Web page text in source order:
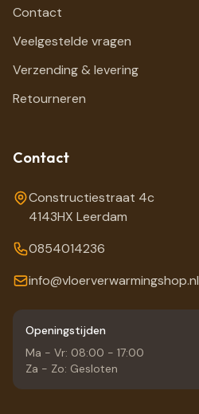
Contact
Veelgestelde vragen
Verzending & levering
Retourneren
Contact
Constructiestraat 4c
4143HX Leerdam
0854014236
info@vloerverwarmingshop.nl
Openingstijden
Ma - Vr: 08:00 - 17:00
Za - Zo: Gesloten